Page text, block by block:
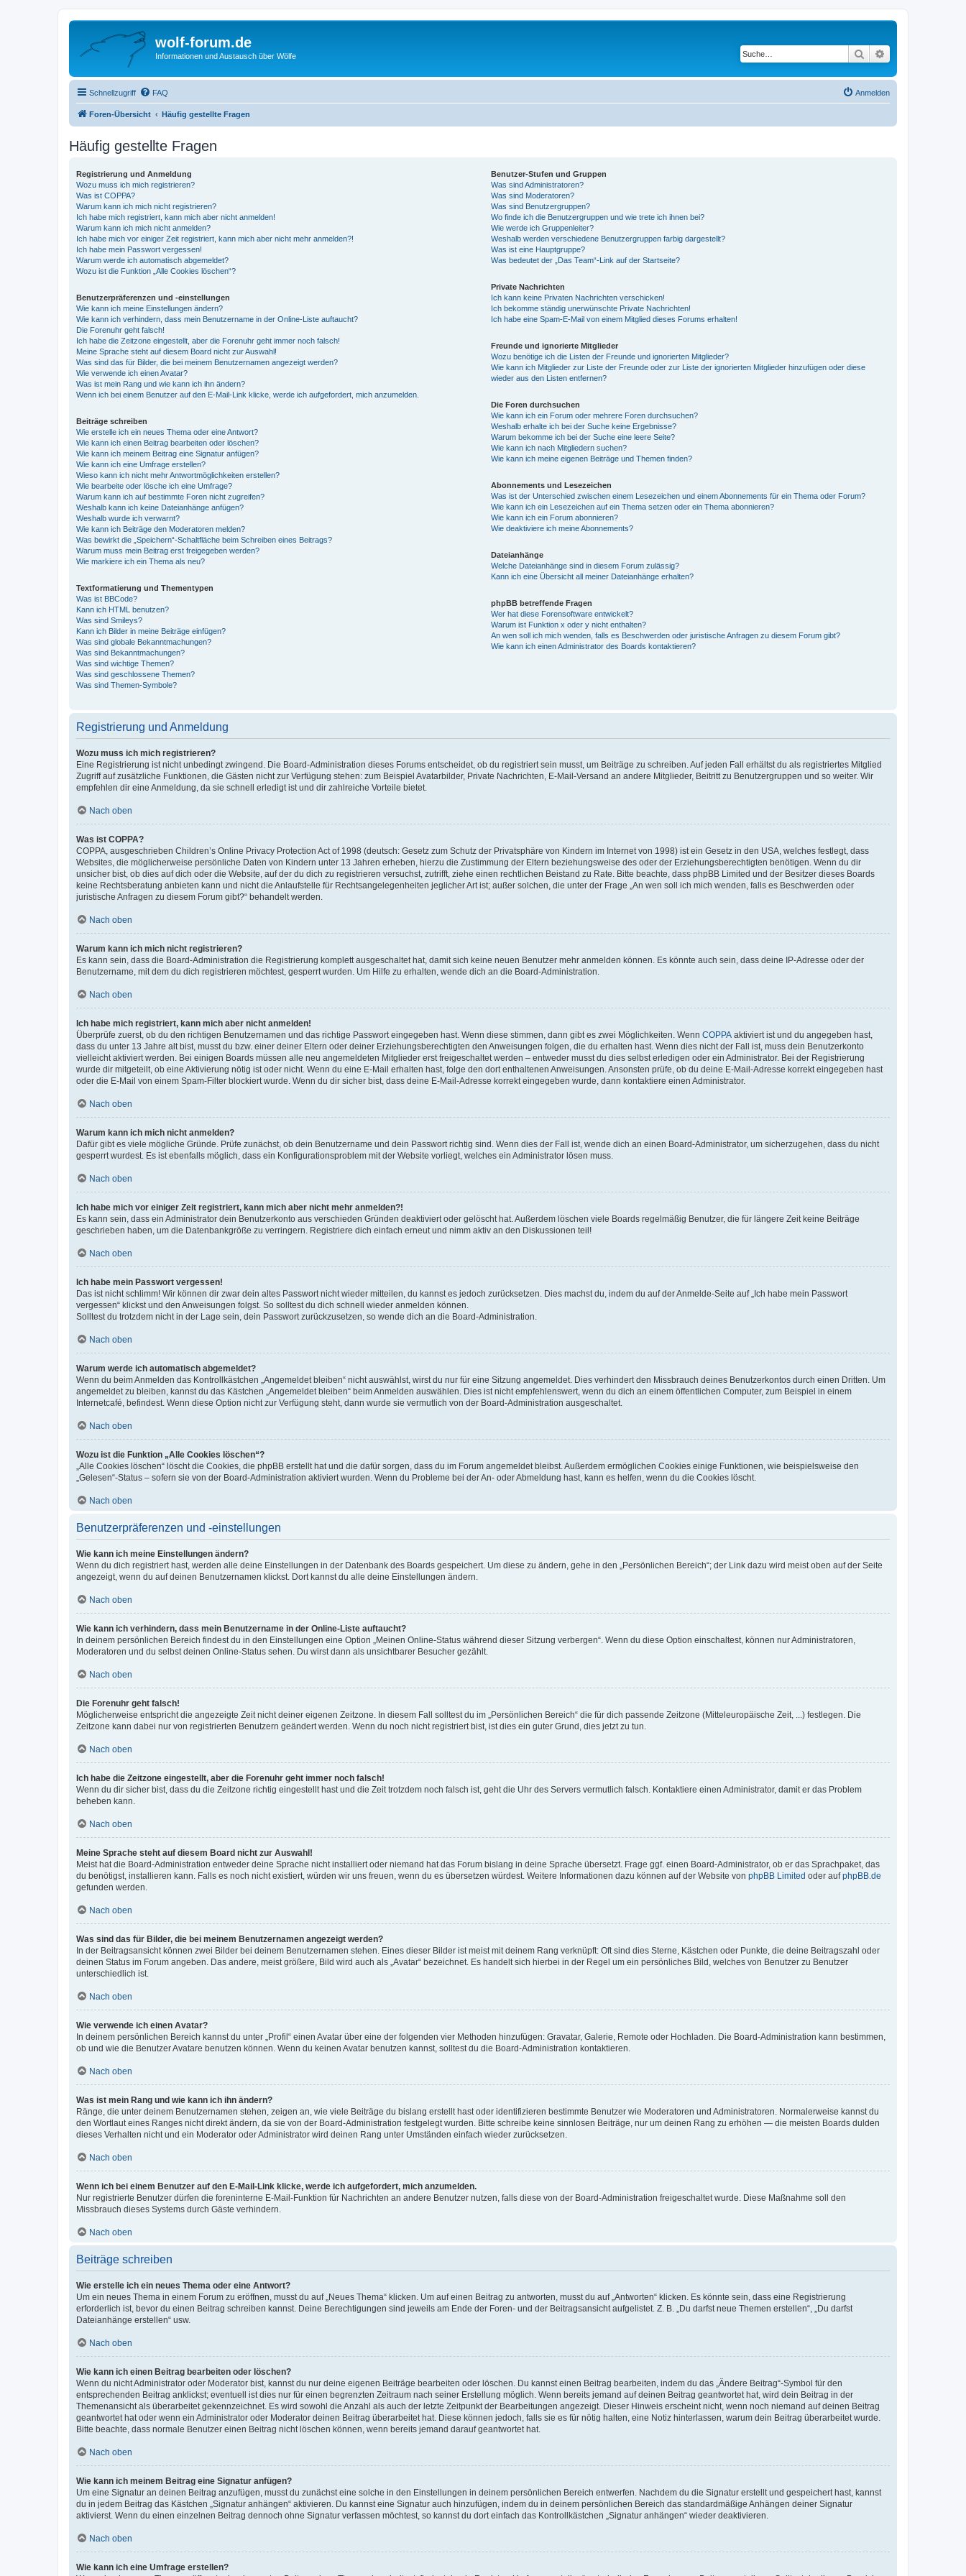
wolf-forum.de
Informationen und Austausch über Wölfe Suche
Schnellzugriff FAQ Anmelden
Foren-Übersicht Häufig gestellte Fragen
Häufig gestellte Fragen
Registrierung und Anmeldung
Wozu muss ich mich registrieren?
Was ist COPPA?
Warum kann ich mich nicht registrieren?
Ich habe mich registriert, kann mich aber nicht anmelden!
Warum kann ich mich nicht anmelden?
Ich habe mich vor einiger Zeit registriert, kann mich aber nicht mehr anmelden?!
Ich habe mein Passwort vergessen!
Warum werde ich automatisch abgemeldet?
Wozu ist die Funktion „Alle Cookies löschen“?
Benutzerpräferenzen und -einstellungen
Wie kann ich meine Einstellungen ändern?
Wie kann ich verhindern, dass mein Benutzername in der Online-Liste auftaucht?
Die Forenuhr geht falsch!
Ich habe die Zeitzone eingestellt, aber die Forenuhr geht immer noch falsch!
Meine Sprache steht auf diesem Board nicht zur Auswahl!
Was sind das für Bilder, die bei meinem Benutzernamen angezeigt werden?
Wie verwende ich einen Avatar?
Was ist mein Rang und wie kann ich ihn ändern?
Wenn ich bei einem Benutzer auf den E-Mail-Link klicke, werde ich aufgefordert, mich anzumelden.
Beiträge schreiben
Wie erstelle ich ein neues Thema oder eine Antwort?
Wie kann ich einen Beitrag bearbeiten oder löschen?
Wie kann ich meinem Beitrag eine Signatur anfügen?
Wie kann ich eine Umfrage erstellen?
Wieso kann ich nicht mehr Antwortmöglichkeiten erstellen?
Wie bearbeite oder lösche ich eine Umfrage?
Warum kann ich auf bestimmte Foren nicht zugreifen?
Weshalb kann ich keine Dateianhänge anfügen?
Weshalb wurde ich verwarnt?
Wie kann ich Beiträge den Moderatoren melden?
Was bewirkt die „Speichern“-Schaltfläche beim Schreiben eines Beitrags?
Warum muss mein Beitrag erst freigegeben werden?
Wie markiere ich ein Thema als neu?
Textformatierung und Thementypen
Was ist BBCode?
Kann ich HTML benutzen?
Was sind Smileys?
Kann ich Bilder in meine Beiträge einfügen?
Was sind globale Bekanntmachungen?
Was sind Bekanntmachungen?
Was sind wichtige Themen?
Was sind geschlossene Themen?
Was sind Themen-Symbole?
Benutzer-Stufen und Gruppen
Was sind Administratoren?
Was sind Moderatoren?
Was sind Benutzergruppen?
Wo finde ich die Benutzergruppen und wie trete ich ihnen bei?
Wie werde ich Gruppenleiter?
Weshalb werden verschiedene Benutzergruppen farbig dargestellt?
Was ist eine Hauptgruppe?
Was bedeutet der „Das Team“-Link auf der Startseite?
Private Nachrichten
Ich kann keine Privaten Nachrichten verschicken!
Ich bekomme ständig unerwünschte Private Nachrichten!
Ich habe eine Spam-E-Mail von einem Mitglied dieses Forums erhalten!
Freunde und ignorierte Mitglieder
Wozu benötige ich die Listen der Freunde und ignorierten Mitglieder?
Wie kann ich Mitglieder zur Liste der Freunde oder zur Liste der ignorierten Mitglieder hinzufügen oder diese
wieder aus den Listen entfernen?
Die Foren durchsuchen
Wie kann ich ein Forum oder mehrere Foren durchsuchen?
Weshalb erhalte ich bei der Suche keine Ergebnisse?
Warum bekomme ich bei der Suche eine leere Seite?
Wie kann ich nach Mitgliedern suchen?
Wie kann ich meine eigenen Beiträge und Themen finden?
Abonnements und Lesezeichen
Was ist der Unterschied zwischen einem Lesezeichen und einem Abonnements für ein Thema oder Forum?
Wie kann ich ein Lesezeichen auf ein Thema setzen oder ein Thema abonnieren?
Wie kann ich ein Forum abonnieren?
Wie deaktiviere ich meine Abonnements?
Dateianhänge
Welche Dateianhänge sind in diesem Forum zulässig?
Kann ich eine Übersicht all meiner Dateianhänge erhalten?
phpBB betreffende Fragen
Wer hat diese Forensoftware entwickelt?
Warum ist Funktion x oder y nicht enthalten?
An wen soll ich mich wenden, falls es Beschwerden oder juristische Anfragen zu diesem Forum gibt?
Wie kann ich einen Administrator des Boards kontaktieren?
Registrierung und Anmeldung
Wozu muss ich mich registrieren?
Eine Registrierung ist nicht unbedingt zwingend. Die Board-Administration dieses Forums entscheidet, ob du registriert sein musst, um Beiträge zu schreiben. Auf jeden Fall erhältst du als registriertes Mitglied
Zugriff auf zusätzliche Funktionen, die Gästen nicht zur Verfügung stehen: zum Beispiel Avatarbilder, Private Nachrichten, E-Mail-Versand an andere Mitglieder, Beitritt zu Benutzergruppen und so weiter. Wir
empfehlen dir eine Anmeldung, da sie schnell erledigt ist und dir zahlreiche Vorteile bietet.
Nach oben
Was ist COPPA?
COPPA, ausgeschrieben Children’s Online Privacy Protection Act of 1998 (deutsch: Gesetz zum Schutz der Privatsphäre von Kindern im Internet von 1998) ist ein Gesetz in den USA, welches festlegt, dass
Websites, die möglicherweise persönliche Daten von Kindern unter 13 Jahren erheben, hierzu die Zustimmung der Eltern beziehungsweise des oder der Erziehungsberechtigten benötigen. Wenn du dir
unsicher bist, ob dies auf dich oder die Website, auf der du dich zu registrieren versuchst, zutrifft, ziehe einen rechtlichen Beistand zu Rate. Bitte beachte, dass phpBB Limited und der Besitzer dieses Boards
keine Rechtsberatung anbieten kann und nicht die Anlaufstelle für Rechtsangelegenheiten jeglicher Art ist; außer solchen, die unter der Frage „An wen soll ich mich wenden, falls es Beschwerden oder
juristische Anfragen zu diesem Forum gibt?“ behandelt werden.
Nach oben
Warum kann ich mich nicht registrieren?
Es kann sein, dass die Board-Administration die Registrierung komplett ausgeschaltet hat, damit sich keine neuen Benutzer mehr anmelden können. Es könnte auch sein, dass deine IP-Adresse oder der
Benutzername, mit dem du dich registrieren möchtest, gesperrt wurden. Um Hilfe zu erhalten, wende dich an die Board-Administration.
Nach oben
Ich habe mich registriert, kann mich aber nicht anmelden!
Überprüfe zuerst, ob du den richtigen Benutzernamen und das richtige Passwort eingegeben hast. Wenn diese stimmen, dann gibt es zwei Möglichkeiten. Wenn COPPA aktiviert ist und du angegeben hast,
dass du unter 13 Jahre alt bist, musst du bzw. einer deiner Eltern oder deiner Erziehungsberechtigten den Anweisungen folgen, die du erhalten hast. Wenn dies nicht der Fall ist, muss dein Benutzerkonto
vielleicht aktiviert werden. Bei einigen Boards müssen alle neu angemeldeten Mitglieder erst freigeschaltet werden – entweder musst du dies selbst erledigen oder ein Administrator. Bei der Registrierung
wurde dir mitgeteilt, ob eine Aktivierung nötig ist oder nicht. Wenn du eine E-Mail erhalten hast, folge den dort enthaltenen Anweisungen. Ansonsten prüfe, ob du deine E-Mail-Adresse korrekt eingegeben hast
oder die E-Mail von einem Spam-Filter blockiert wurde. Wenn du dir sicher bist, dass deine E-Mail-Adresse korrekt eingegeben wurde, dann kontaktiere einen Administrator.
Nach oben
Warum kann ich mich nicht anmelden?
Dafür gibt es viele mögliche Gründe. Prüfe zunächst, ob dein Benutzername und dein Passwort richtig sind. Wenn dies der Fall ist, wende dich an einen Board-Administrator, um sicherzugehen, dass du nicht
gesperrt wurdest. Es ist ebenfalls möglich, dass ein Konfigurationsproblem mit der Website vorliegt, welches ein Administrator lösen muss.
Nach oben
Ich habe mich vor einiger Zeit registriert, kann mich aber nicht mehr anmelden?!
Es kann sein, dass ein Administrator dein Benutzerkonto aus verschieden Gründen deaktiviert oder gelöscht hat. Außerdem löschen viele Boards regelmäßig Benutzer, die für längere Zeit keine Beiträge
geschrieben haben, um die Datenbankgröße zu verringern. Registriere dich einfach erneut und nimm aktiv an den Diskussionen teil!
Nach oben
Ich habe mein Passwort vergessen!
Das ist nicht schlimm! Wir können dir zwar dein altes Passwort nicht wieder mitteilen, du kannst es jedoch zurücksetzen. Dies machst du, indem du auf der Anmelde-Seite auf „Ich habe mein Passwort
vergessen“ klickst und den Anweisungen folgst. So solltest du dich schnell wieder anmelden können.
Solltest du trotzdem nicht in der Lage sein, dein Passwort zurückzusetzen, so wende dich an die Board-Administration.
Nach oben
Warum werde ich automatisch abgemeldet?
Wenn du beim Anmelden das Kontrollkästchen „Angemeldet bleiben“ nicht auswählst, wirst du nur für eine Sitzung angemeldet. Dies verhindert den Missbrauch deines Benutzerkontos durch einen Dritten. Um
angemeldet zu bleiben, kannst du das Kästchen „Angemeldet bleiben“ beim Anmelden auswählen. Dies ist nicht empfehlenswert, wenn du dich an einem öffentlichen Computer, zum Beispiel in einem
Internetcafé, befindest. Wenn diese Option nicht zur Verfügung steht, dann wurde sie vermutlich von der Board-Administration ausgeschaltet.
Nach oben
Wozu ist die Funktion „Alle Cookies löschen“?
„Alle Cookies löschen“ löscht die Cookies, die phpBB erstellt hat und die dafür sorgen, dass du im Forum angemeldet bleibst. Außerdem ermöglichen Cookies einige Funktionen, wie beispielsweise den
„Gelesen“-Status – sofern sie von der Board-Administration aktiviert wurden. Wenn du Probleme bei der An- oder Abmeldung hast, kann es helfen, wenn du die Cookies löscht.
Nach oben
Benutzerpräferenzen und -einstellungen
Wie kann ich meine Einstellungen ändern?
Wenn du dich registriert hast, werden alle deine Einstellungen in der Datenbank des Boards gespeichert. Um diese zu ändern, gehe in den „Persönlichen Bereich“; der Link dazu wird meist oben auf der Seite
angezeigt, wenn du auf deinen Benutzernamen klickst. Dort kannst du alle deine Einstellungen ändern.
Nach oben
Wie kann ich verhindern, dass mein Benutzername in der Online-Liste auftaucht?
In deinem persönlichen Bereich findest du in den Einstellungen eine Option „Meinen Online-Status während dieser Sitzung verbergen“. Wenn du diese Option einschaltest, können nur Administratoren,
Moderatoren und du selbst deinen Online-Status sehen. Du wirst dann als unsichtbarer Besucher gezählt.
Nach oben
Die Forenuhr geht falsch!
Möglicherweise entspricht die angezeigte Zeit nicht deiner eigenen Zeitzone. In diesem Fall solltest du im „Persönlichen Bereich“ die für dich passende Zeitzone (Mitteleuropäische Zeit, ...) festlegen. Die
Zeitzone kann dabei nur von registrierten Benutzern geändert werden. Wenn du noch nicht registriert bist, ist dies ein guter Grund, dies jetzt zu tun.
Nach oben
Ich habe die Zeitzone eingestellt, aber die Forenuhr geht immer noch falsch!
Wenn du dir sicher bist, dass du die Zeitzone richtig eingestellt hast und die Zeit trotzdem noch falsch ist, geht die Uhr des Servers vermutlich falsch. Kontaktiere einen Administrator, damit er das Problem
beheben kann.
Nach oben
Meine Sprache steht auf diesem Board nicht zur Auswahl!
Meist hat die Board-Administration entweder deine Sprache nicht installiert oder niemand hat das Forum bislang in deine Sprache übersetzt. Frage ggf. einen Board-Administrator, ob er das Sprachpaket, das
du benötigst, installieren kann. Falls es noch nicht existiert, würden wir uns freuen, wenn du es übersetzen würdest. Weitere Informationen dazu können auf der Website von phpBB Limited oder aufphpBB.de
gefunden werden.
Nach oben
Was sind das für Bilder, die bei meinem Benutzernamen angezeigt werden?
In der Beitragsansicht können zwei Bilder bei deinem Benutzernamen stehen. Eines dieser Bilder ist meist mit deinem Rang verknüpft: Oft sind dies Sterne, Kästchen oder Punkte, die deine Beitragszahl oder
deinen Status im Forum angeben. Das andere, meist größere, Bild wird auch als „Avatar“ bezeichnet. Es handelt sich hierbei in der Regel um ein persönliches Bild, welches von Benutzer zu Benutzer
unterschiedlich ist.
Nach oben
Wie verwende ich einen Avatar?
In deinem persönlichen Bereich kannst du unter „Profil“ einen Avatar über eine der folgenden vier Methoden hinzufügen: Gravatar, Galerie, Remote oder Hochladen. Die Board-Administration kann bestimmen,
ob und wie die Benutzer Avatare benutzen können. Wenn du keinen Avatar benutzen kannst, solltest du die Board-Administration kontaktieren.
Nach oben
Was ist mein Rang und wie kann ich ihn ändern?
Ränge, die unter deinem Benutzernamen stehen, zeigen an, wie viele Beiträge du bislang erstellt hast oder identifizieren bestimmte Benutzer wie Moderatoren und Administratoren. Normalerweise kannst du
den Wortlaut eines Ranges nicht direkt ändern, da sie von der Board-Administration festgelegt wurden. Bitte schreibe keine sinnlosen Beiträge, nur um deinen Rang zu erhöhen — die meisten Boards dulden
dieses Verhalten nicht und ein Moderator oder Administrator wird deinen Rang unter Umständen einfach wieder zurücksetzen.
Nach oben
Wenn ich bei einem Benutzer auf den E-Mail-Link klicke, werde ich aufgefordert, mich anzumelden.
Nur registrierte Benutzer dürfen die foreninterne E-Mail-Funktion für Nachrichten an andere Benutzer nutzen, falls diese von der Board-Administration freigeschaltet wurde. Diese Maßnahme soll den
Missbrauch dieses Systems durch Gäste verhindern.
Nach oben
Beiträge schreiben
Wie erstelle ich ein neues Thema oder eine Antwort?
Um ein neues Thema in einem Forum zu eröffnen, musst du auf „Neues Thema“ klicken. Um auf einen Beitrag zu antworten, musst du auf „Antworten“ klicken. Es könnte sein, dass eine Registrierung
erforderlich ist, bevor du einen Beitrag schreiben kannst. Deine Berechtigungen sind jeweils am Ende der Foren- und der Beitragsansicht aufgelistet. Z. B. „Du darfst neue Themen erstellen“, „Du darfst
Dateianhänge erstellen“ usw.
Nach oben
Wie kann ich einen Beitrag bearbeiten oder löschen?
Wenn du nicht Administrator oder Moderator bist, kannst du nur deine eigenen Beiträge bearbeiten oder löschen. Du kannst einen Beitrag bearbeiten, indem du das „Ändere Beitrag“-Symbol für den
entsprechenden Beitrag anklickst; eventuell ist dies nur für einen begrenzten Zeitraum nach seiner Erstellung möglich. Wenn bereits jemand auf deinen Beitrag geantwortet hat, wird dein Beitrag in der
Themenansicht als überarbeitet gekennzeichnet. Es wird sowohl die Anzahl als auch der letzte Zeitpunkt der Bearbeitungen angezeigt. Dieser Hinweis erscheint nicht, wenn noch niemand auf deinen Beitrag
geantwortet hat oder wenn ein Administrator oder Moderator deinen Beitrag überarbeitet hat. Diese können jedoch, falls sie es für nötig halten, eine Notiz hinterlassen, warum dein Beitrag überarbeitet wurde.
Bitte beachte, dass normale Benutzer einen Beitrag nicht löschen können, wenn bereits jemand darauf geantwortet hat.
Nach oben
Wie kann ich meinem Beitrag eine Signatur anfügen?
Um eine Signatur an deinen Beitrag anzufügen, musst du zunächst eine solche in den Einstellungen in deinem persönlichen Bereich entwerfen. Nachdem du die Signatur erstellt und gespeichert hast, kannst
du in jedem Beitrag das Kästchen „Signatur anhängen“ aktivieren. Du kannst eine Signatur auch hinzufügen, indem du in deinem persönlichen Bereich das standardmäßige Anhängen deiner Signatur
aktivierst. Wenn du einen einzelnen Beitrag dennoch ohne Signatur verfassen möchtest, so kannst du dort einfach das Kontrollkästchen „Signatur anhängen“ wieder deaktivieren.
Nach oben
Wie kann ich eine Umfrage erstellen?